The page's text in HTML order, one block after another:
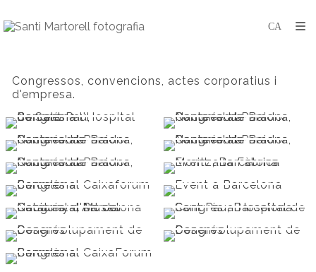
Congressos, convencions, actes corporatius i
d'empresa.